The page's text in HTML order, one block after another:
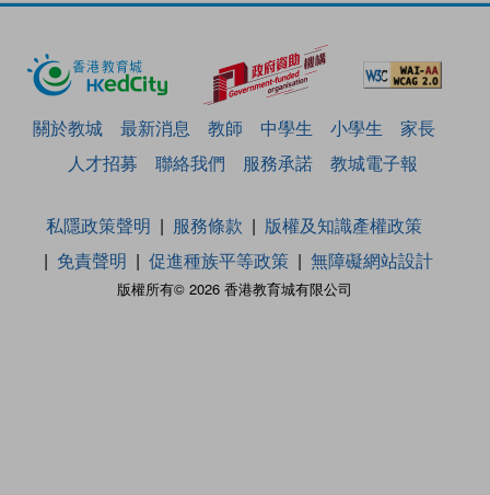
關於教城 最新消息 教師 中學生 小學生
家長
人才招募
聯絡我們 服務承諾 教城電子報
版權所有© 2026 香港教育城有限公司
私隱政策聲明 服務條款
版權及知識產權政策
免責聲明
促進種族平等政策 無障礙網站設計